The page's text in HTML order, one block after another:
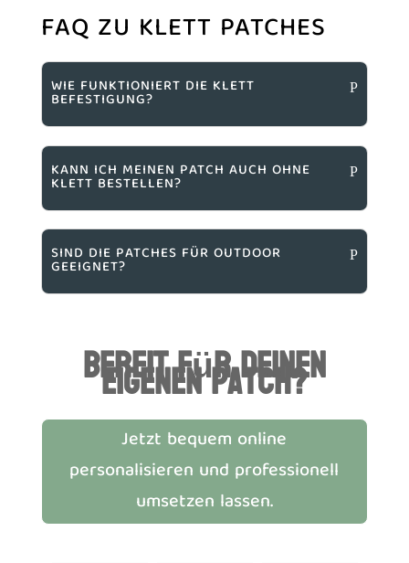
FAQ ZU KLETT PATCHES
WIE FUNKTIONIERT DIE KLETT
BEFESTIGUNG?
KANN ICH MEINEN PATCH AUCH OHNE
KLETT BESTELLEN?
SIND DIE PATCHES FÜR OUTDOOR
GEEIGNET?
Bereit für deinen
eigenen Patch?
Jetzt bequem online
personalisieren und professionell
umsetzen lassen.